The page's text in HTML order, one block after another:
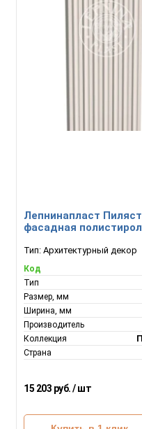
Лепнинапласт
фасадная
Тип: Архитектурный декор
Код
Тип
Размер, мм
Ширина, мм
Производитель
Коллекция
Страна
15 203 руб. / шт